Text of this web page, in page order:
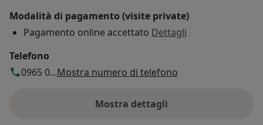
Modalità di pagamento (visite private)
Pagamento online accettato Dettagli
Telefono
0965 0...Mostra numero di telefono
Mostra dettagli
sull'indirizzo